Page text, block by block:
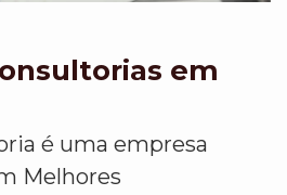
em
é uma empresa
Melhores